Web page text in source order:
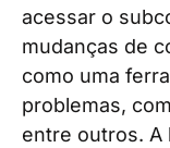
acessar o
mudanças de
como uma
problemas,
entre outros. A